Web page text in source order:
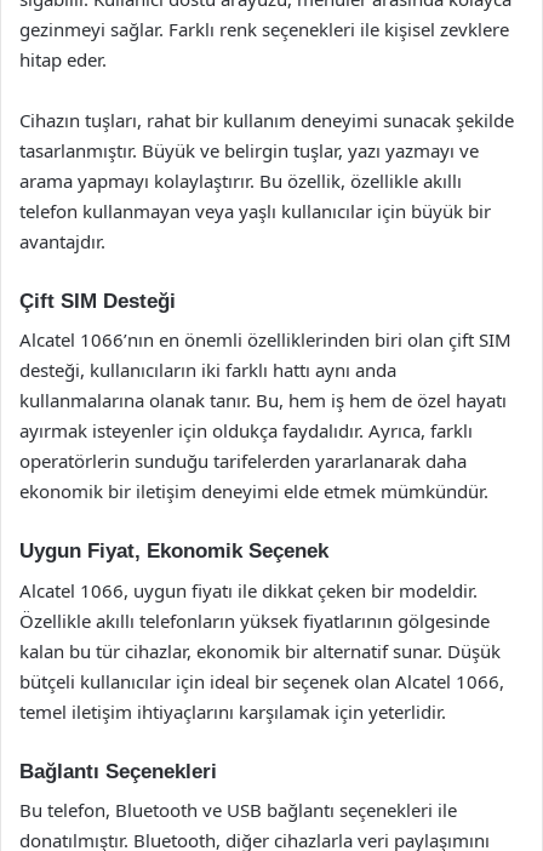
gezinmeyi sağlar. Farklı renk seçenekleri ile kişisel zevklere
hitap eder.
Cihazın tuşları, rahat bir kullanım deneyimi sunacak şekilde
tasarlanmıştır. Büyük ve belirgin tuşlar, yazı yazmayı ve
arama yapmayı kolaylaştırır. Bu özellik, özellikle akıllı
telefon kullanmayan veya yaşlı kullanıcılar için büyük bir
avantajdır.
Çift SIM Desteği
Alcatel 1066’nın en önemli özelliklerinden biri olan çift SIM
desteği, kullanıcıların iki farklı hattı aynı anda
kullanmalarına olanak tanır. Bu, hem iş hem de özel hayatı
ayırmak isteyenler için oldukça faydalıdır. Ayrıca, farklı
operatörlerin sunduğu tarifelerden yararlanarak daha
ekonomik bir iletişim deneyimi elde etmek mümkündür.
Uygun Fiyat, Ekonomik Seçenek
Alcatel 1066, uygun fiyatı ile dikkat çeken bir modeldir.
Özellikle akıllı telefonların yüksek fiyatlarının gölgesinde
kalan bu tür cihazlar, ekonomik bir alternatif sunar. Düşük
bütçeli kullanıcılar için ideal bir seçenek olan Alcatel 1066,
temel iletişim ihtiyaçlarını karşılamak için yeterlidir.
Bağlantı Seçenekleri
Bu telefon, Bluetooth ve USB bağlantı seçenekleri ile
donatılmıştır. Bluetooth, diğer cihazlarla veri paylaşımını